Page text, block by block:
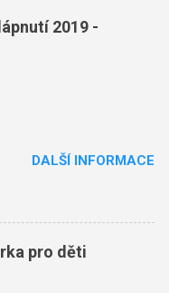
2019 -
DALŠÍ INFORMACE
pro děti